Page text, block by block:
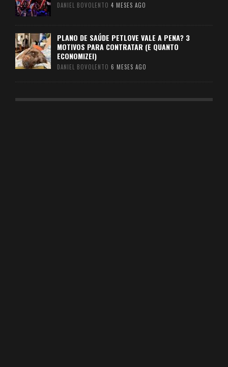
DANIEL BOVOLENTO 4 MESES AGO
PLANO DE SAÚDE PETLOVE VALE A PENA? 3
MOTIVOS PARA CONTRATAR (E QUANTO
ECONOMIZEI)
DANIEL BOVOLENTO 6 MESES AGO